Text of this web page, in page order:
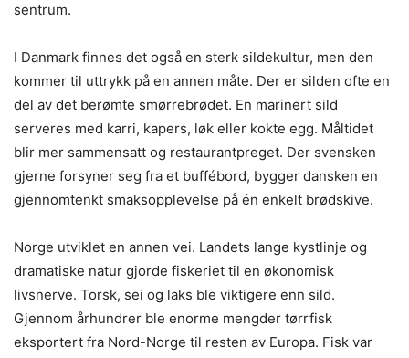
sentrum.
I Danmark finnes det også en sterk sildekultur, men den
kommer til uttrykk på en annen måte. Der er silden ofte en
del av det berømte smørrebrødet. En marinert sild
serveres med karri, kapers, løk eller kokte egg. Måltidet
blir mer sammensatt og restaurantpreget. Der svensken
gjerne forsyner seg fra et buffébord, bygger dansken en
gjennomtenkt smaksopplevelse på én enkelt brødskive.
Norge utviklet en annen vei. Landets lange kystlinje og
dramatiske natur gjorde fiskeriet til en økonomisk
livsnerve. Torsk, sei og laks ble viktigere enn sild.
Gjennom århundrer ble enorme mengder tørrfisk
eksportert fra Nord-Norge til resten av Europa. Fisk var